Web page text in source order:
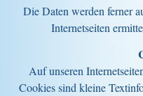
Die Daten werden ferner
Internetseiten
Auf unseren
Cookies sind kleine